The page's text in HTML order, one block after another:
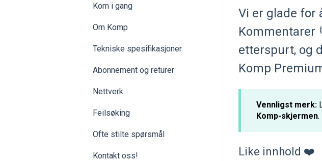
Vi er glade for
Kommentarer
etterspurt, og
Komp
Vennligst merk:
Komp-skjermen.
Like innhold ❤️
Kom i gang
Komp Pro | Grupper og
Data
Komp Pro | Feilsøking
Komp Pro | ExorLive
Kom i gang
Om Komp
Tekniske spesifikasjoner
Abonnement og returer
Nettverk
Feilsøking
Ofte stilte spørsmål
Kontakt oss!